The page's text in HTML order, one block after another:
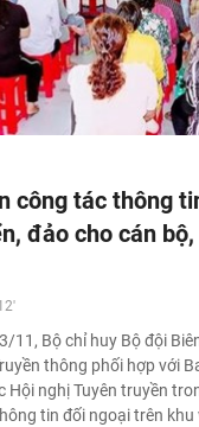
công tác thông
đảo cho cán
11, Bộ chỉ huy Bộ đội
thông phối hợp với
Hội nghị Tuyên truyền
tin đối ngoại trên khu